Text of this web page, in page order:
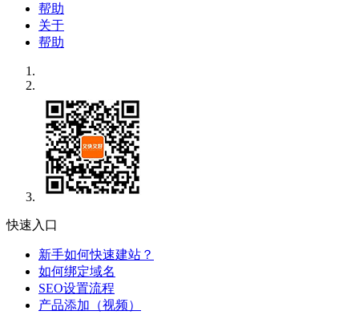
帮助
关于
帮助
快速入口
新手如何快速建站？
如何绑定域名
SEO设置流程
产品添加（视频）